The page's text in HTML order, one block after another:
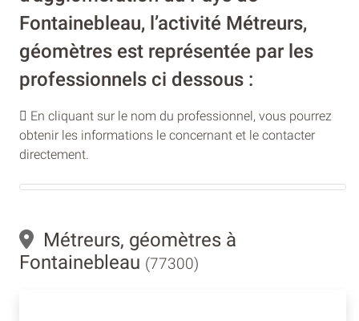
Fontainebleau, l’activité Métreurs,
géomètres est représentée par les
professionnels ci dessous :
En cliquant sur le nom du professionnel, vous pourrez
obtenir les informations le concernant et le contacter
directement.
Métreurs, géomètres à
Fontainebleau (77300)